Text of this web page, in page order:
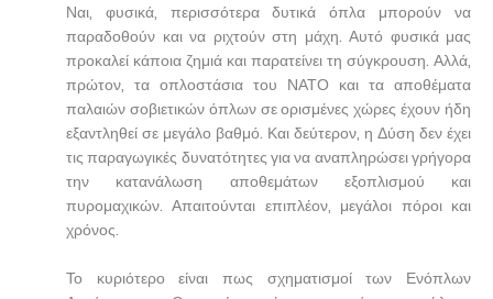
Ναι, φυσικά, περισσότερα δυτικά όπλα μπορούν να
παραδοθούν και να ριχτούν στη μάχη. Αυτό φυσικά μας
προκαλεί κάποια ζημιά και παρατείνει τη σύγκρουση. Αλλά,
πρώτον, τα οπλοστάσια του ΝΑΤΟ και τα αποθέματα
παλαιών σοβιετικών όπλων σε ορισμένες χώρες έχουν ήδη
εξαντληθεί σε μεγάλο βαθμό. Και δεύτερον, η Δύση δεν έχει
τις παραγωγικές δυνατότητες για να αναπληρώσει γρήγορα
την κατανάλωση αποθεμάτων εξοπλισμού και
πυρομαχικών. Απαιτούνται επιπλέον, μεγάλοι πόροι και
χρόνος.
Το κυριότερο είναι πως σχηματισμοί των Ενόπλων